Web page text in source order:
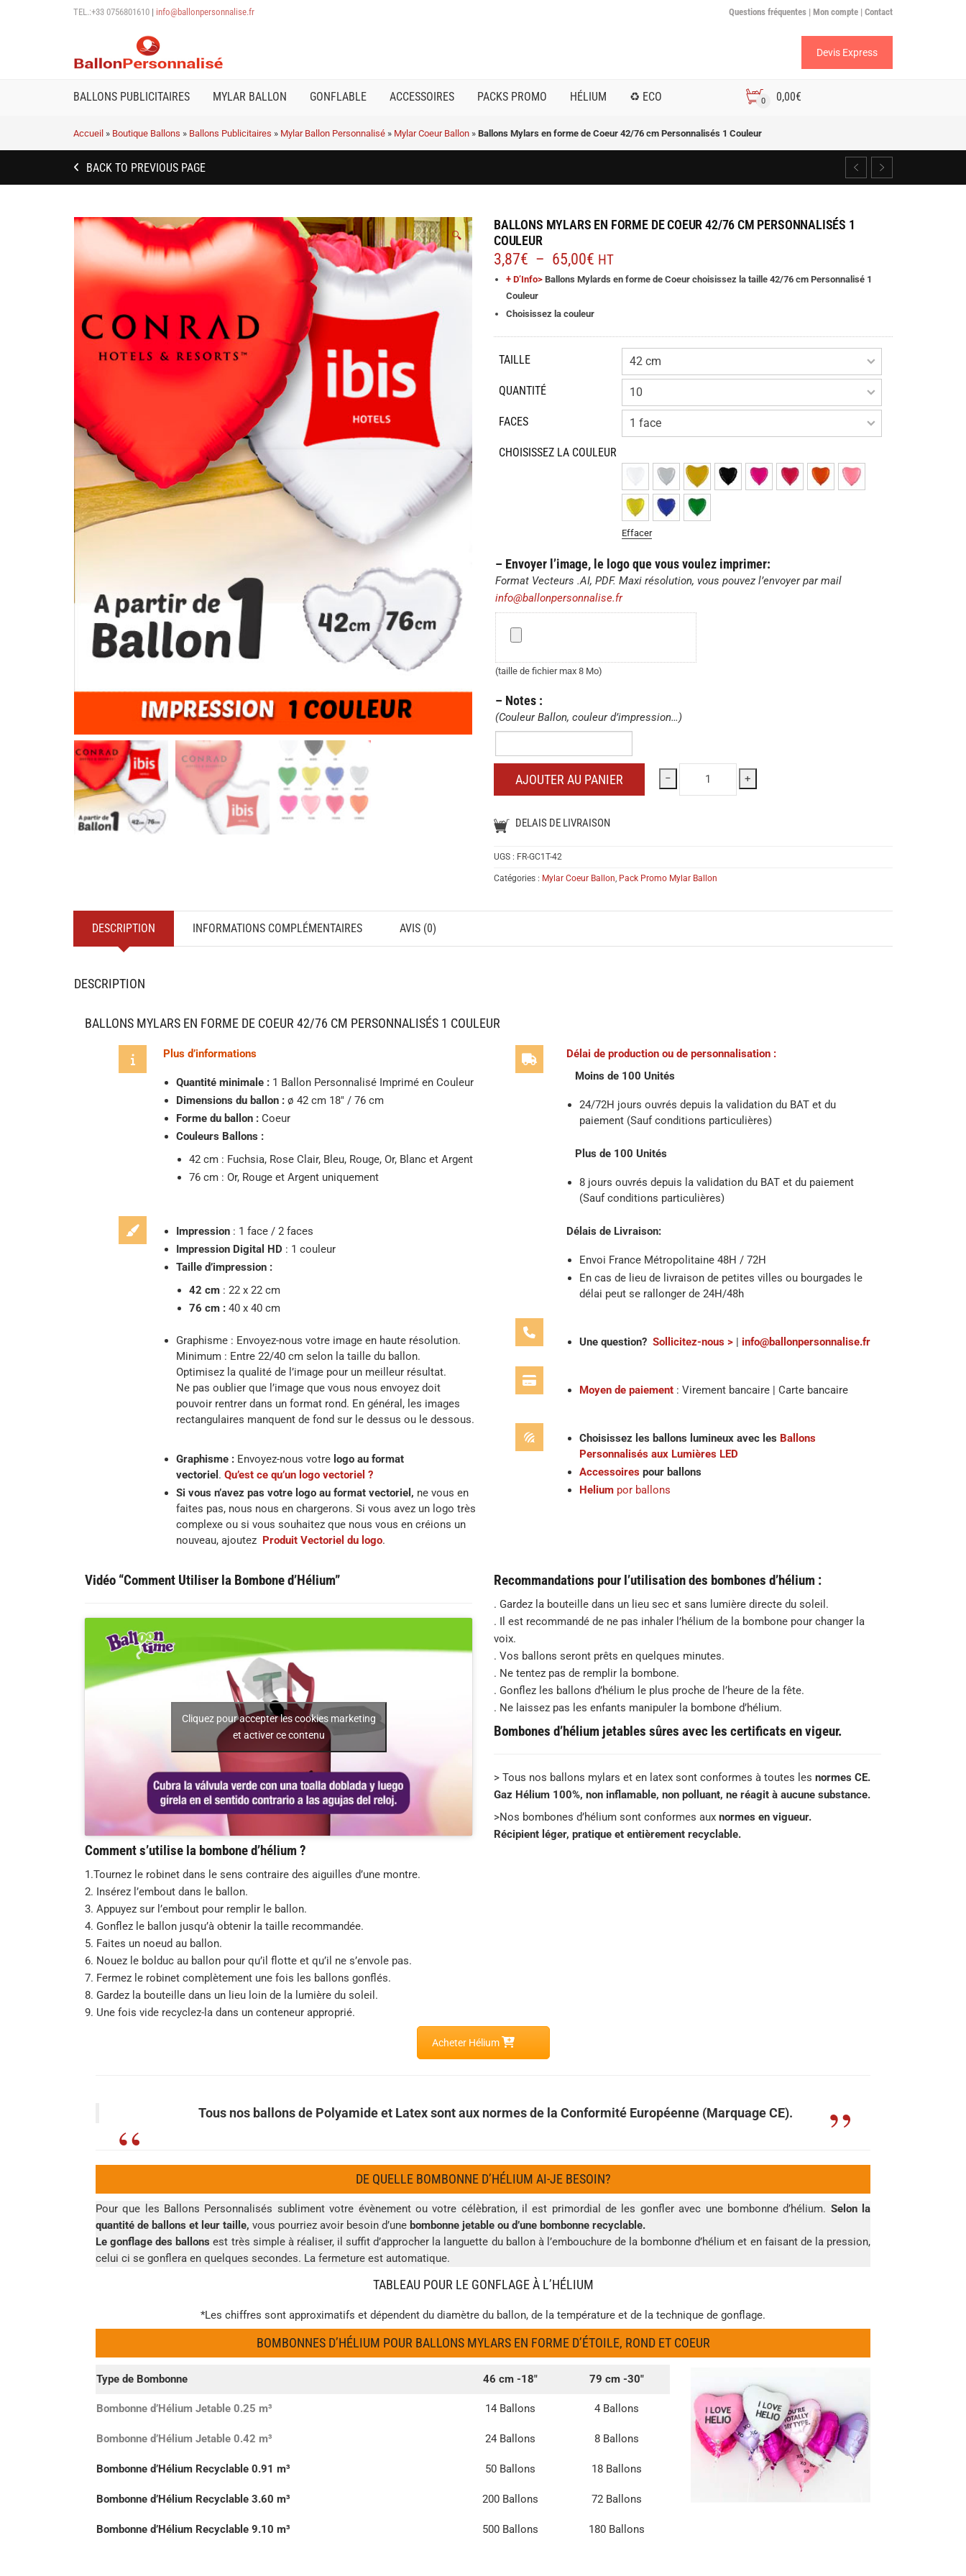
TEL.:+33 0756801610 | info@ballonpersonnalise.fr Questions fréquentes | Mon compte | Contact
Devis Express
BALLONS PUBLICITAIRES MYLAR BALLON GONFLABLE ACCESSOIRES PACKS PROMO HÉLIUM ♻️ ECO 0 0,00€
Accueil » Boutique Ballons » Ballons Publicitaires » Mylar Ballon Personnalisé » Mylar Coeur Ballon » Ballons Mylars en forme de Coeur 42/76 cm Personnalisés 1 Couleur
BACK TO PREVIOUS PAGE
🔍
BALLONS MYLARS EN FORME DE COEUR 42/76 CM PERSONNALISÉS 1
COULEUR
3,87€ – 65,00€ Plage
de
3,87€
65,00€
HT
+ D’Info> Ballons Mylards en forme de Coeur choisissez la taille 42/76 cm Personnalisé 1
Couleur
Choisissez la couleur
TAILLE
QUANTITÉ
FACES
CHOISISSEZ LA COULEUR
Effacer
– Envoyer l’image, le logo que vous voulez imprimer:
Format Vecteurs .AI, PDF. Maxi résolution, vous pouvez l’envoyer par mail
info@ballonpersonnalise.fr
–
Envoyer
l’image,
le
que
vous
voulez
imprimer:
(taille de fichier max 8 Mo)
– Notes :
(Couleur Ballon, couleur d’impression…)
Notes
− +
AJOUTER AU PANIER
DELAIS DE LIVRAISON
UGS : FR-GC1T-42
Catégories : Mylar Coeur Ballon, Pack Promo Mylar Ballon
DESCRIPTION INFORMATIONS COMPLÉMENTAIRES AVIS (0)
DESCRIPTION
BALLONS MYLARS EN FORME DE COEUR 42/76 CM PERSONNALISÉS 1 COULEUR
Plus d’informations
Quantité minimale : 1 Ballon Personnalisé Imprimé en Couleur
Dimensions du ballon :ø 42 cm 18″ / 76 cm
Forme du ballon : Coeur
Couleurs Ballons :
42 cm : Fuchsia, Rose Clair, Bleu, Rouge, Or, Blanc et Argent
76 cm : Or, Rouge et Argent uniquement
Impression: 1 face / 2 faces
Impression Digital HD : 1 couleur
Taille d’impression :
42 cm : 22 x 22 cm
76 cm :40 x 40 cm
Graphisme : Envoyez-nous votre image en haute résolution.
Minimum : Entre 22/40 cm selon la taille du ballon.
Optimisez la qualité de l’image pour un meilleur résultat.
Ne pas oublier que l’image que vous nous envoyez doit
pouvoir rentrer dans un format rond. En général, les images
rectangulaires manquent de fond sur le dessus ou le dessous.
Graphisme :Envoyez-nous votre logo au format
vectoriel . Qu’est ce qu’un logo vectoriel ?
Si vous n’avez pas votre logo au format vectoriel, ne vous en
faites pas, nous nous en chargerons. Si vous avez un logo très
complexe ou si vous souhaitez que nous vous en créions un
nouveau, ajoutez Produit Vectoriel du logo.
Délai de production ou de personnalisation :
Moins de 100 Unités
24/72H jours ouvrés depuis la validation du BAT et du
paiement (Sauf conditions particulières)
Plus de 100 Unités
8 jours ouvrés depuis la validation du BAT et du paiement
(Sauf conditions particulières)
Délais de Livraison:
Envoi France Métropolitaine 48H / 72H
En cas de lieu de livraison de petites villes ou bourgades le
délai peut se rallonger de 24H/48h
Une question? Sollicitez-nous > | info@ballonpersonnalise.fr
Moyen de paiement : Virement bancaire | Carte bancaire
Choisissez les ballons lumineux avec les Ballons
Personnalisés aux Lumières LED
Accessoires pour ballons
Helium por ballons
Vidéo “Comment Utiliser la Bombone d’Hélium”
Cliquez pour accepter les cookies marketing
et activer ce contenu
Comment s’utilise la bombone d’hélium ?
1.Tournez le robinet dans le sens contraire des aiguilles d’une montre.
2. Insérez l’embout dans le ballon.
3. Appuyez sur l’embout pour remplir le ballon.
4. Gonflez le ballon jusqu’à obtenir la taille recommandée.
5. Faites un noeud au ballon.
6. Nouez le bolduc au ballon pour qu’il flotte et qu’il ne s’envole pas.
7. Fermez le robinet complètement une fois les ballons gonflés.
8. Gardez la bouteille dans un lieu loin de la lumière du soleil.
9. Une fois vide recyclez-la dans un conteneur approprié.
Recommandations pour l’utilisation des bombones d’hélium :
. Gardez la bouteille dans un lieu sec et sans lumière directe du soleil.
. Il est recommandé de ne pas inhaler l’hélium de la bombone pour changer la
voix.
. Vos ballons seront prêts en quelques minutes.
. Ne tentez pas de remplir la bombone.
. Gonflez les ballons d’hélium le plus proche de l’heure de la fête.
. Ne laissez pas les enfants manipuler la bombone d’hélium.
Bombones d’hélium jetables sûres avec les certificats en vigeur.
> Tous nos ballons mylars et en latex sont conformes à toutes les normes CE.
Gaz Hélium 100%, non inflamable, non polluant, ne réagit à aucune substance.
>Nos bombones d’hélium sont conformes aux normes en vigueur.
Récipient léger, pratique et entièrement recyclable.
Acheter Hélium
Tous nos ballons de Polyamide et Latex sont aux normes de la Conformité Européenne (Marquage CE).
DE QUELLE BOMBONNE D’HÉLIUM AI-JE BESOIN?
Pour que les Ballons Personnalisés subliment votre évènement ou votre célèbration, il est primordial de les gonfler avec une bombonne d’hélium. Selon la
quantité de ballons et leur taille, vous pourriez avoir besoin d’une bombonne jetable ou d’une bombonne recyclable.
Le gonflage des ballons est très simple à réaliser, il suffit d’approcher la languette du ballon à l’embouchure de la bombonne d’hélium et en faisant de la pression,
celui ci se gonflera en quelques secondes. La fermeture est automatique.
TABLEAU POUR LE GONFLAGE À L’HÉLIUM
*Les chiffres sont approximatifs et dépendent du diamètre du ballon, de la température et de la technique de gonflage.
BOMBONNES D’HÉLIUM POUR BALLONS MYLARS EN FORME D’ÉTOILE, ROND ET COEUR
Type de Bombonne 46 cm -18″ 79 cm -30″
Bombonne d’Hélium Jetable 0.25 m³ 14 Ballons 4 Ballons
Bombonne d’Hélium Jetable 0.42 m³ 24 Ballons 8 Ballons
Bombonne d’Hélium Recyclable 0.91 m³ 50 Ballons 18 Ballons
Bombonne d’Hélium Recyclable 3.60 m³ 200 Ballons 72 Ballons
Bombonne d’Hélium Recyclable 9.10 m³ 500 Ballons 180 Ballons